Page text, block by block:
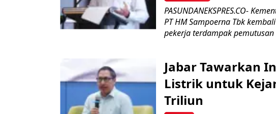
PASUNDANEKSPRES.CO-
PT HM Sampoerna Tbk
pekerja terdampak pemutusan
Jabar Tawarkan
Listrik untuk
Triliun